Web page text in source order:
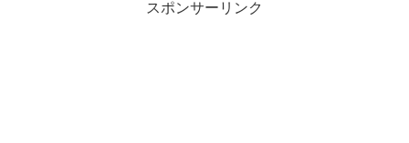
スポンサーリンク